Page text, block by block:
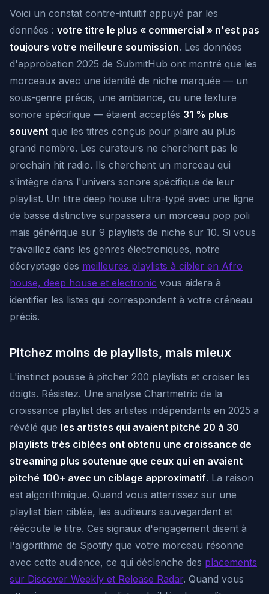
Voici un constat contre-intuitif appuyé par les
données : votre titre le plus « commercial » n'est pas
toujours votre meilleure soumission. Les données
d'approbation 2025 de SubmitHub ont montré que les
morceaux avec une identité de niche marquée — un
sous-genre précis, une ambiance, ou une texture
sonore spécifique — étaient acceptés 31 % plus
souvent que les titres conçus pour plaire au plus
grand nombre. Les curateurs ne cherchent pas le
prochain hit radio. Ils cherchent un morceau qui
s'intègre dans l'univers sonore spécifique de leur
playlist. Un titre deep house ultra-typé avec une ligne
de basse distinctive surpassera un morceau pop poli
mais générique sur 9 playlists de niche sur 10. Si vous
travaillez dans les genres électroniques, notre
décryptage des meilleures playlists à cibler en Afro
house, deep house et electronic vous aidera à
identifier les listes qui correspondent à votre créneau
précis.
Pitchez moins de playlists, mais mieux
L'instinct pousse à pitcher 200 playlists et croiser les
doigts. Résistez. Une analyse Chartmetric de la
croissance playlist des artistes indépendants en 2025 a
révélé que les artistes qui avaient pitché 20 à 30
playlists très ciblées ont obtenu une croissance de
streaming plus soutenue que ceux qui en avaient
pitché 100+ avec un ciblage approximatif. La raison
est algorithmique. Quand vous atterrissez sur une
playlist bien ciblée, les auditeurs sauvegardent et
réécoute le titre. Ces signaux d'engagement disent à
l'algorithme de Spotify que votre morceau résonne
avec cette audience, ce qui déclenche des placements
sur Discover Weekly et Release Radar. Quand vous